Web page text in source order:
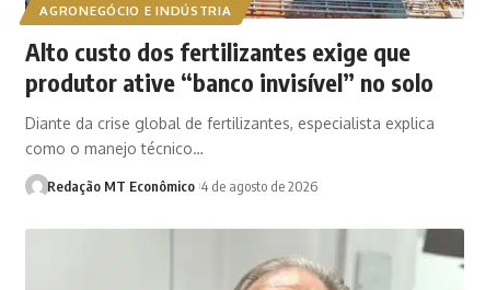
AGRONEGÓCIO E INDÚSTRIA
Alto custo dos fertilizantes exige que
produtor ative “banco invisível” no solo
Diante da crise global de fertilizantes, especialista explica
como o manejo técnico…
Redação MT Econômico 4 de agosto de 2026